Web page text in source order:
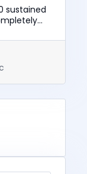
sustained